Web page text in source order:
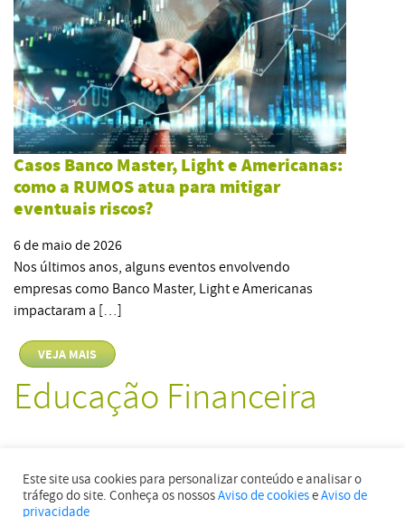
Casos Banco Master, Light e Americanas:
como a RUMOS atua para mitigar
eventuais riscos?
6 de maio de 2026
Nos últimos anos, alguns eventos envolvendo
empresas como Banco Master, Light e Americanas
impactaram a […]
VEJA MAIS
Educação Financeira
Resgate por moléstia grave: como você pode sacar parte do
dinheiro do seu plano
Este site usa cookies para personalizar conteúdo e analisar o
tráfego do site. Conheça os nossosAviso de cookieseAviso de
privacidade